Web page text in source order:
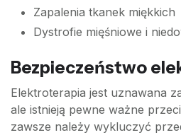
Zapalenia tkanek miękkich
Dystrofie mięśniowe i
Bezpieczeństwo
Elektroterapia jest uznawana
ale istnieją pewne ważne
zawsze należy wykluczyć